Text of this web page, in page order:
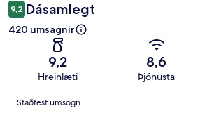
9,2 Dásamlegt
420 umsagnir
9,2
Hreinlæti
8,6
Þjónusta
Umsagnir
Staðfest umsögn